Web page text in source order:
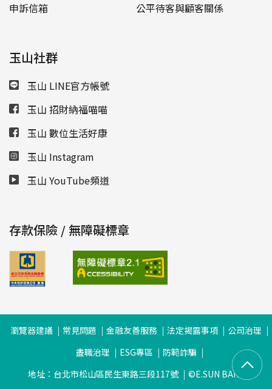
申訴信箱
公平待客與顧客關係
玉山社群
玉山 LINE官方帳號
玉山 招財納福喵喵
玉山 數位生活好康
玉山 Instagram
玉山 YouTube頻道
存款保險 / 無障礙標章
瀏覽器建議 常見問題 金融友善服務 法定揭露事項
公司治理
盡職治理
ESG專區
防範詐騙
地址：台北市松山區民生東路三段117號
©E.SUN BANK